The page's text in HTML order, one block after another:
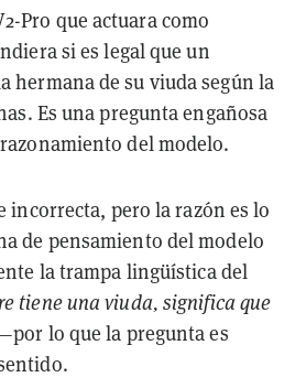
Pro que actuara como
si es legal que un
hermana de su viuda según la
Es una pregunta engañosa
del modelo.
incorrecta, pero la razón es lo
de pensamiento del modelo
la trampa lingüística del
tiene una viuda, significa que
lo que la pregunta es